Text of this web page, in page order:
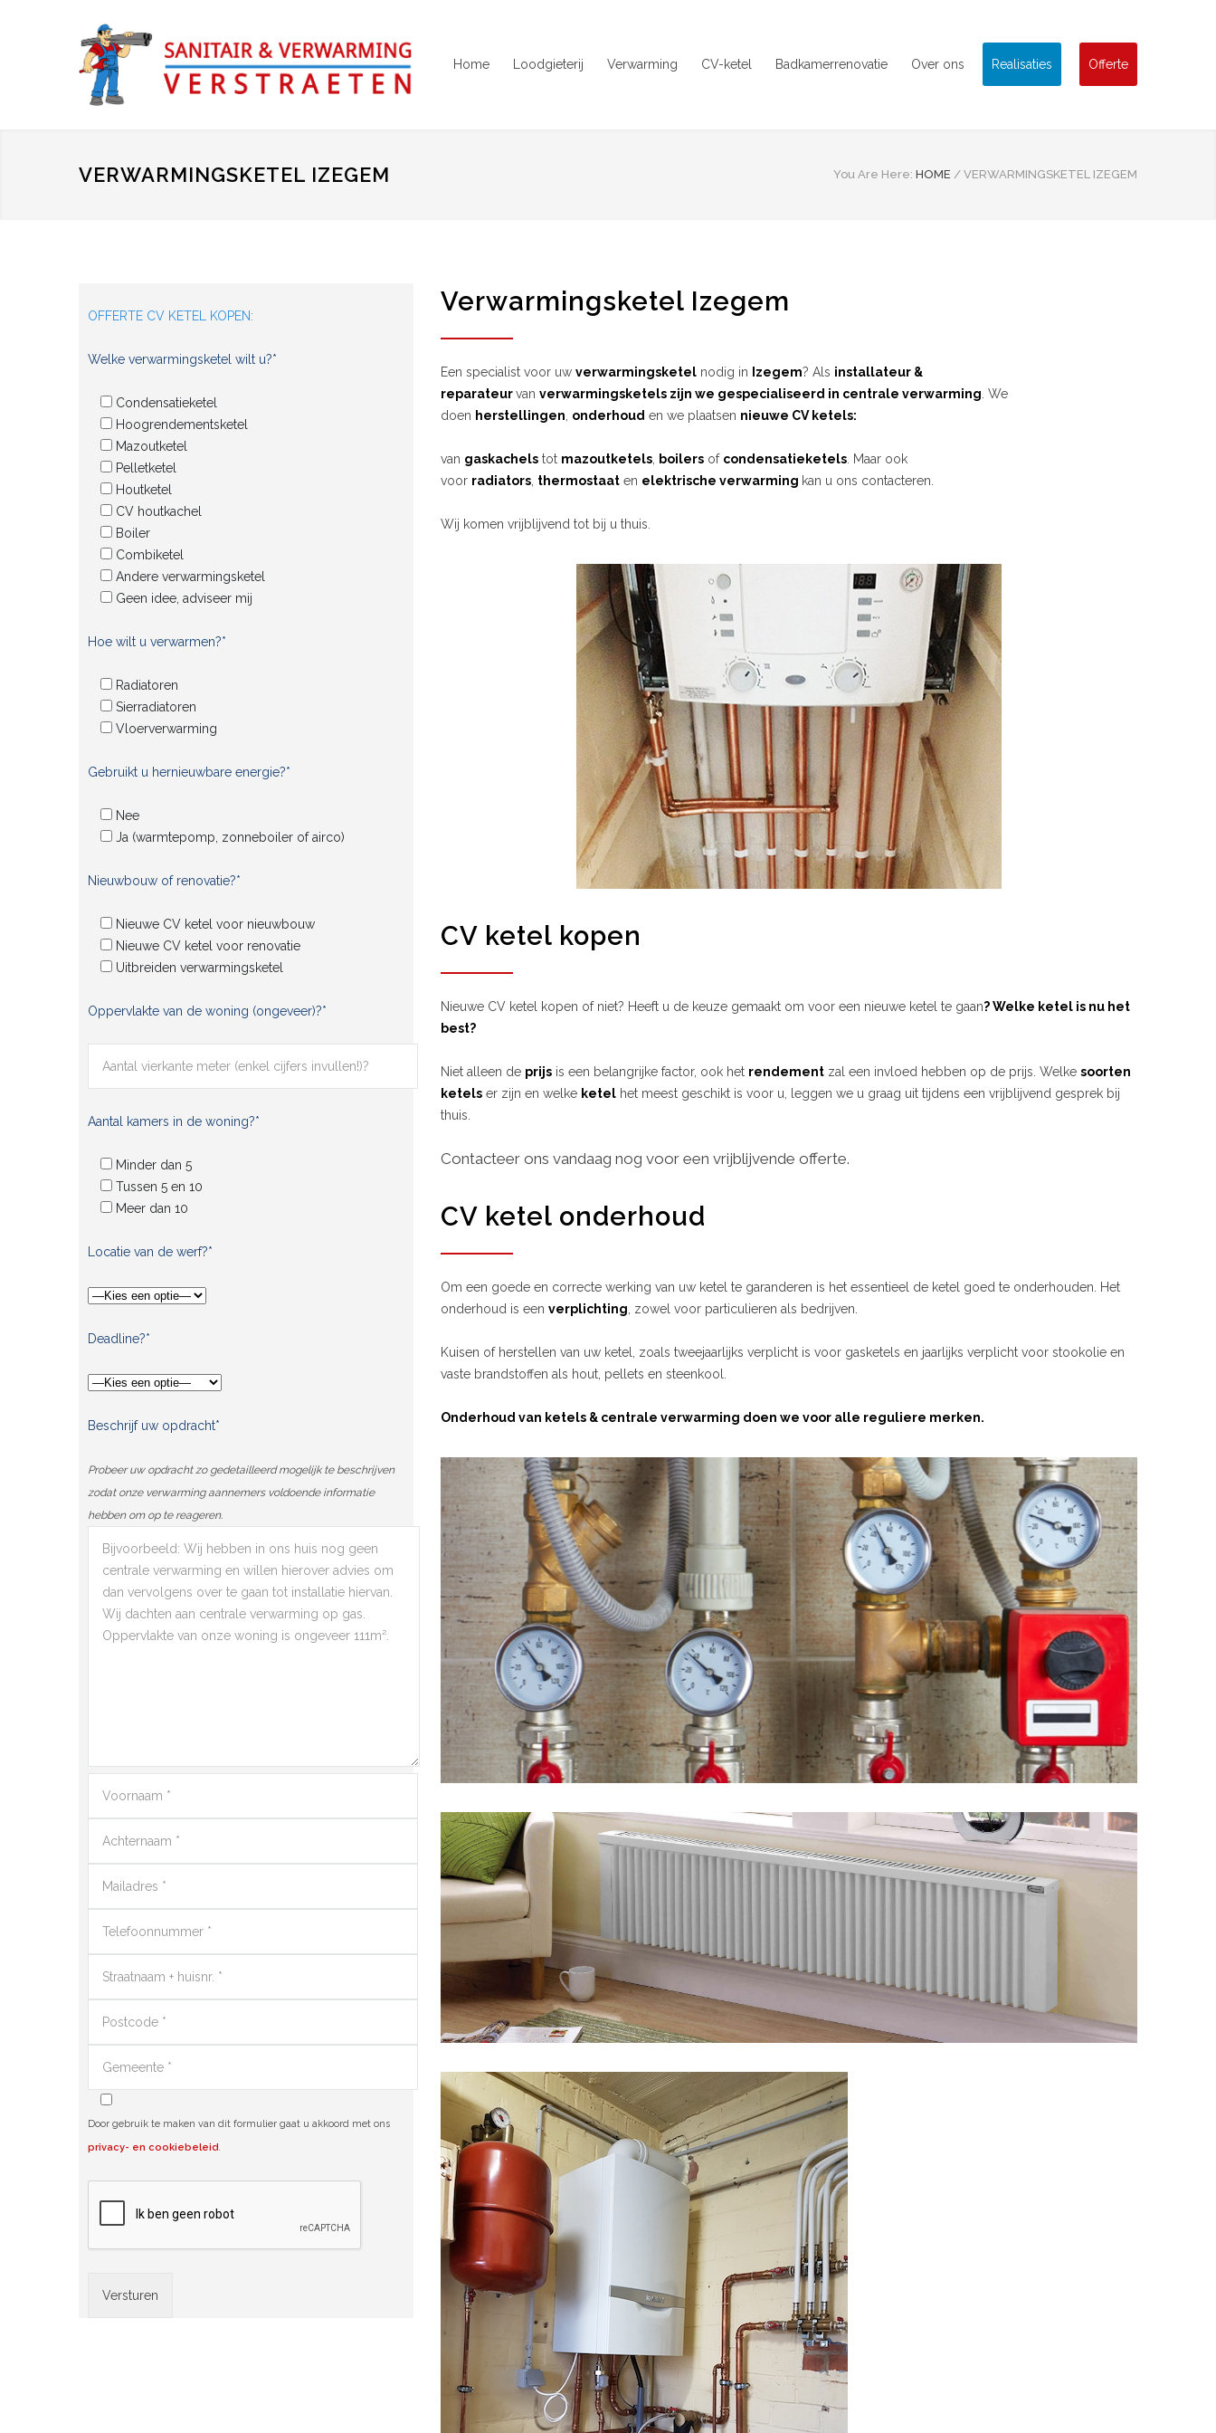
Home Loodgieterij Verwarming CV-ketel Badkamerrenovatie Over ons Realisaties Offerte
VERWARMINGSKETEL IZEGEM You Are Here: HOME / VERWARMINGSKETEL IZEGEM
OFFERTE CV KETEL KOPEN:
Welke verwarmingsketel wilt u?*
Condensatieketel
Hoogrendementsketel
Mazoutketel
Pelletketel
Houtketel
CV houtkachel
Boiler
Combiketel
Andere verwarmingsketel
Geen idee, adviseer mij
Hoe wilt u verwarmen?*
Radiatoren
Sierradiatoren
Vloerverwarming
Gebruikt u hernieuwbare energie?*
Nee
Ja (warmtepomp, zonneboiler of airco)
Nieuwbouw of renovatie?*
Nieuwe CV ketel voor nieuwbouw
Nieuwe CV ketel voor renovatie
Uitbreiden verwarmingsketel
Oppervlakte van de woning (ongeveer)?*
Aantal kamers in de woning?*
Minder dan 5
Tussen 5 en 10
Meer dan 10
Locatie van de werf?*
Deadline?*
Beschrijf uw opdracht*
Probeer uw opdracht zo gedetailleerd mogelijk te beschrijven
zodat onze verwarming aannemers voldoende informatie
hebben om op te reageren.
Door gebruik te maken van dit formulier gaat u akkoord met ons
privacy- en cookiebeleid.
Verwarmingsketel Izegem
Een specialist voor uw verwarmingsketel nodig in Izegem? Als installateur &
reparateurvan verwarmingsketels zijn we gespecialiseerd in centrale verwarming . We
doen herstellingen onderhoud en we plaatsen nieuwe CV ketels:
van gaskachels tot mazoutketels boilers of condensatieketels . Maar ook
voor radiators thermostaat en elektrische verwarming kan u ons contacteren.
Wij komen vrijblijvend tot bij u thuis.
CV ketel kopen
Nieuwe CV ketel kopen of niet? Heeft u de keuze gemaakt om voor een nieuwe ketel te gaan? Welke ketel is nu het
best?
Niet alleen de prijs is een belangrijke factor, ook het rendement zal een invloed hebben op de prijs. Welke soorten
ketels er zijn en welke ketel het meest geschikt is voor u, leggen we u graag uit tijdens een vrijblijvend gesprek bij
thuis.
Contacteer ons vandaag nog voor een vrijblijvende offerte.
CV ketel onderhoud
Om een goede en correcte werking van uw ketel te garanderen is het essentieel de ketel goed te onderhouden. Het
onderhoud is een verplichting , zowel voor particulieren als bedrijven.
Kuisen of herstellen van uw ketel, zoals tweejaarlijks verplicht is voor gasketels en jaarlijks verplicht voor stookolie en
vaste brandstoffen als hout, pellets en steenkool.
Onderhoud van ketels & centrale verwarming doen we voor alle reguliere merken.